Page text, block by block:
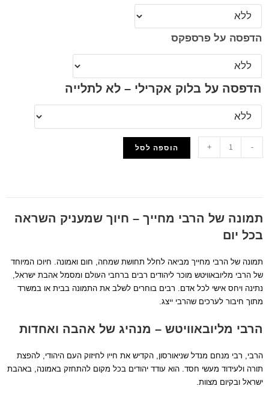
הדפסה על פרספקס
הדפסה על בלוק אקרילי – לא לתלייה
-
+ הוספה לסל
תמונה של הרבי מחייך – חיוך שמעניק השראה
בכל יום
תמונה של הרבי מחייך מביאה לחלל תחושת שמחה, חום ואמונה. חיוכו המיוחד
של הרבי מליובאוויטש מוכר ליהודים רבים ברחבי העולם ומסמל אהבת ישראל,
נתינה ויחס אישי לכל אדם. רבים בוחרים לשלב את התמונה בבית או במשרד
מתוך חיבור לערכים שהרבי ייצג.
הרבי מליובאוויטש – מנהיג של אהבה ואחדות
הרבי, רבי מנחם מנדל שניאורסון, הקדיש את חייו לחיזוק העם היהודי, להפצת
תורה ולעידוד מעשי חסד. הוא עודד יהודים בכל מקום להתחזק באמונה, באהבת
ישראל ובקיום מצוות.